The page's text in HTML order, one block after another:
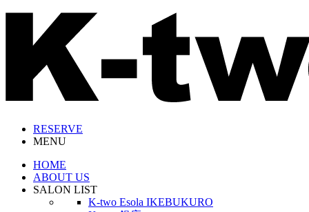
RESERVE
MENU
HOME
ABOUT US
SALON LIST
K-two Esola IKEBUKURO